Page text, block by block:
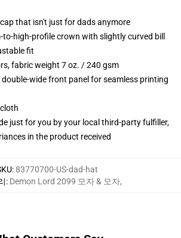
that isn't just for dads anymore
high-profile crown with slightly curved bill
fit
fabric weight 7 oz. / 240 gsm
wide front panel for seamless printing
just for you by your local third-party fulfiller,
in the product received
:83770700-US-dad-hat
: Demon Lord 2099 모자 & 모자,